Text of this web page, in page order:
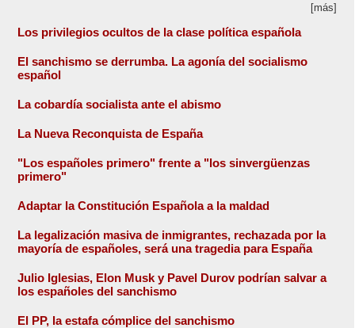
[más]
Los privilegios ocultos de la clase política española
El sanchismo se derrumba. La agonía del socialismo
español
La cobardía socialista ante el abismo
La Nueva Reconquista de España
"Los españoles primero" frente a "los sinvergüenzas
primero"
Adaptar la Constitución Española a la maldad
La legalización masiva de inmigrantes, rechazada por la
mayoría de españoles, será una tragedia para España
Julio Iglesias, Elon Musk y Pavel Durov podrían salvar a
los españoles del sanchismo
El PP, la estafa cómplice del sanchismo